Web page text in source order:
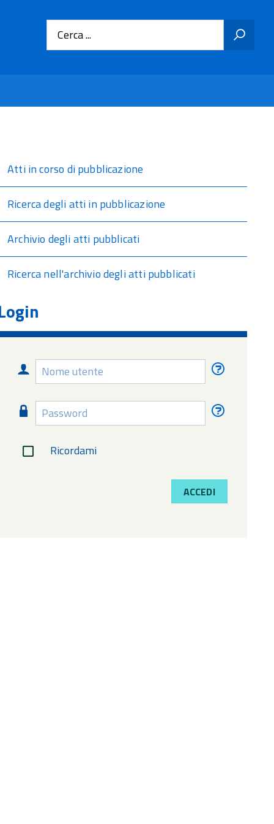
Cerca ...
Atti in corso di pubblicazione
Ricerca degli atti in pubblicazione
Archivio degli atti pubblicati
Ricerca nell'archivio degli atti pubblicati
Nome
utente
Nome
utente
Password
Password
Ricordami
ACCEDI